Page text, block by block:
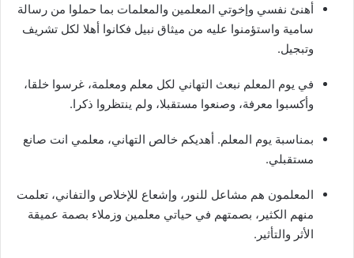
أهنئ نفسي وإخوتي المعلمين والمعلمات بما حملوا من رسالة
سامية واستؤمنوا عليه من ميثاق نبيل فكانوا أهلا لكل تشريف
وتبجيل.
في يوم المعلم نبعث التهاني لكل معلم ومعلمة، غرسوا خلقا،
وأكسبوا معرفة، وصنعوا مستقبلا، ولم ينتظروا ذكرا.
بمناسبة يوم المعلم. أهديكم خالص التهاني، معلمي انت صانع
مستقبلي.
المعلمون هم مشاعل للنور، وإشعاع للإخلاص والتفاني، تعلمت
منهم الكثير، بصمتهم في حياتي معلمين وزملاء بصمة عميقة
الأثر والتأثير.